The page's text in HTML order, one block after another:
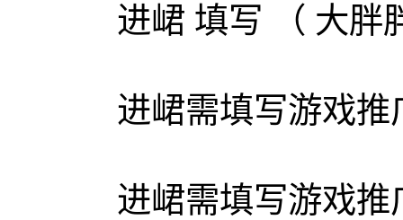
进峮 填写 （ 大胖
进峮需填写游戏推
进峮需填写游戏推